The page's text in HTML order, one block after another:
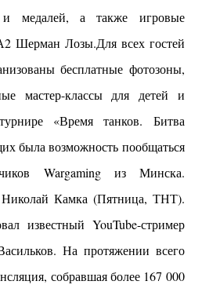
и медалей, а также игровые
Шерман Лозы.Для всех гостей
бесплатные фотозоны,
мастер-классы для детей и
«Время танков. Битва
была возможность пообщаться
Wargaming из Минска.
Камка (Пятница, ТНТ).
известный YouTube-стример
На протяжении всего
собравшая более 167 000